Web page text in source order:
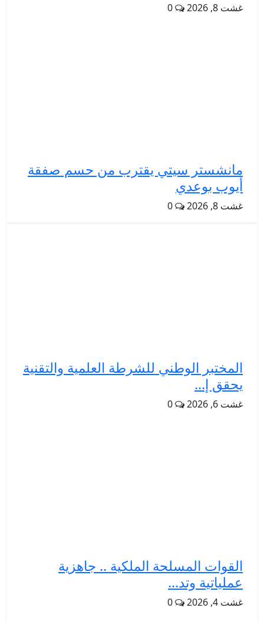
غشت 8, 2026 0
مانشستر سيتي يقترب من حسم صفقة
أيوب بوعدي
غشت 8, 2026 0
المختبر الوطني للشرطة العلمية والتقنية
يحقق إ...
غشت 6, 2026 0
القوات المسلحة الملكية .. جاهزية
عملياتية وتد...
غشت 4, 2026 0